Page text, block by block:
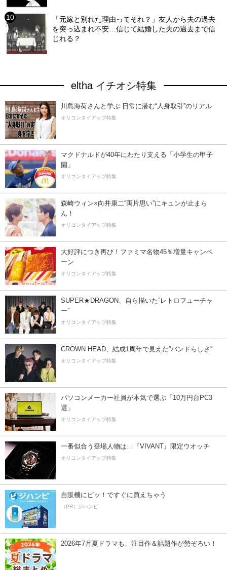
「元嫁と別れた理由ってそれ？」友人から夫の過去
を突っ込まれ不安…信じて結婚した夫の過去まで信
じれる？
eltha イチオシ特集
川島海荷さんと学ぶ 日常に潜む“人身取引”のリアル
オリコンタイアップ特集
マクドナルドが40年にわたり支える「小学生の甲子
園」
オリコンタイアップ特集
森崎ウィン×向井康二“両片思い”にキュンが止まら
ん！
オリコンタイアップ特集
大好評につき再び！ファミマ名物45％増量キャンペ
ーン
オリコンタイアップ特集
SUPER★DRAGON、自ら描いた”レトロフューチャ
ー”
オリコンタイアップ特集
CROWN HEAD、結成1周年で見えた”バンドらしさ”
オリコンタイアップ特集
パソコンメーカー社員が本気で選ぶ「10万円台PC3
選」
オリコンタイアップ特集
一番似合う登場人物は…『VIVANT』限定ウオッチ
オリコンタイアップ特集
自販機にピッ！ですぐに買えちゃう
（PR）ジハンピ
2026年7月夏ドラマも、注目作＆話題作が勢ぞろい！